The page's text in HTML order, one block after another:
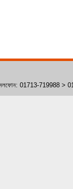
সেলফোন: 01713-